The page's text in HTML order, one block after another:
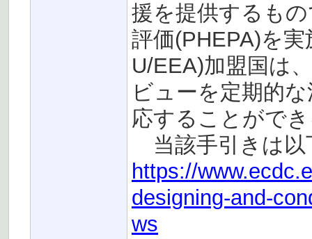
援を提供するも
評価(PHEPA)を
U/EEA)加盟国は
ビューを定期的
応することがで
当該手引きは以
https://
designing-and-
ws